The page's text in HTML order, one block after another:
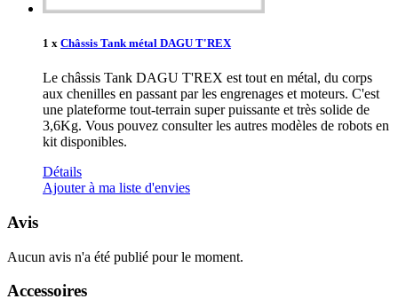
1 x Châssis Tank métal DAGU T'REX
Le châssis Tank DAGU T'REX est tout en métal, du corps
aux chenilles en passant par les engrenages et moteurs. C'est
une plateforme tout-terrain super puissante et très solide de
3,6Kg. Vous pouvez consulter les autres modèles de robots en
kit disponibles.
Détails
Ajouter à ma liste d'envies
Avis
Aucun avis n'a été publié pour le moment.
Accessoires